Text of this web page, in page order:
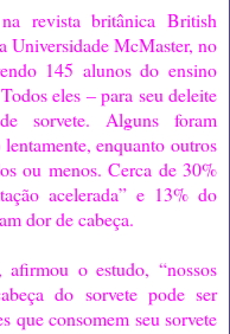
revista britânica British
Universidade McMaster, no
145 alunos do ensino
eles – para seu deleite
sorvete. Alguns foram
enquanto outros
ou menos. Cerca de 30%
acelerada” e 13% do
dor de cabeça.
afirmou o estudo, “nossos
do sorvete pode ser
que consomem seu sorvete